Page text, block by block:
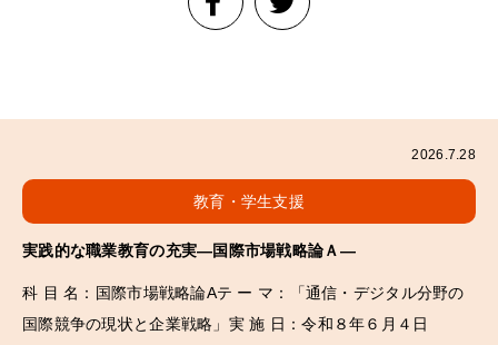
2026.7.28
教育・学生支援
実践的な職業教育の充実―国際市場戦略論Ａ―
科 目 名：国際市場戦略論Aテ ー マ：「通信・デジタル分野の
国際競争の現状と企業戦略」実 施 日：令和８年６月４日